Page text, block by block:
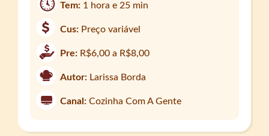
Tem: 1 hora e 25 min
Cus: Preço variável
Pre: R$6,00 a R$8,00
Autor: Larissa Borda
Canal: Cozinha Com A Gente